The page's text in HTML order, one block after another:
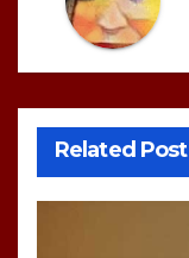
Related Post